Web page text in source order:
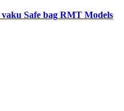
Safe bag RMT Models